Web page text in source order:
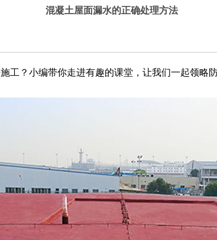
混凝土屋面漏水的正确处理方法
工？小编带你走进有趣的课堂，让我们一起领略